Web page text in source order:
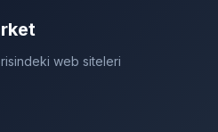
web siteleri